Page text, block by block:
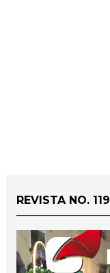
REVISTA NO. 119